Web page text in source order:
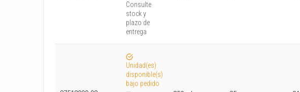
Consulte
stock y
plazo de
entrega
Unidad(es)
disponible(s)
bajo pedido